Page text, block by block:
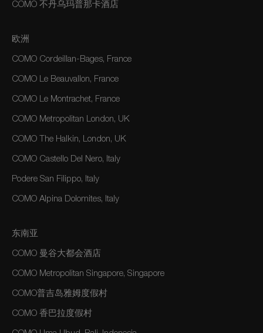
COMO 不丹乌玛普那卡酒店
欧洲
COMO Cordeillan-Bages, France
COMO Le Beauvallon, France
COMO Le Montrachet, France
COMO Metropolitan London, UK
COMO The Halkin, London, UK
COMO Castello Del Nero, Italy
Podere San Filippo, Italy
COMO Alpina Dolomites, Italy
东南亚
COMO 曼谷大都会酒店
COMO Metropolitan Singapore, Singapore
COMO普吉岛雅姆度假村
COMO 香巴拉度假村